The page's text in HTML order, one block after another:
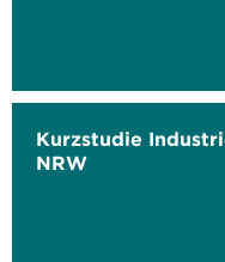
Kurzstudie
NRW